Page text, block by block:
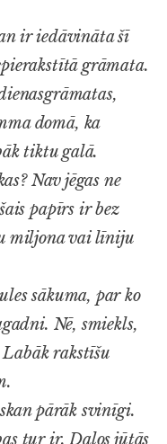
ir iedāvināta šī
grāmata.
domā, ka
tiktu galā.
Nav jēgas ne
papīrs ir bez
miljona vai līniju
sākuma, par ko
Nē, smiekls,
rakstīšu
pārāk svinīgi.
tur ir. Dalos jūtās